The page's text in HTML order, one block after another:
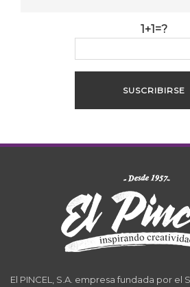
1+1=?
El PINCEL, S.A. empresa fundada por el